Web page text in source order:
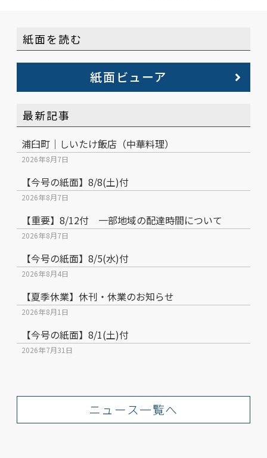
紙面を読む
紙面ビューア
最新記事
浦臼町｜しいたけ飯店（中華料理）
2026年8月7日
【今号の紙面】8/8(土)付
2026年8月7日
【重要】8/12付 一部地域の配達時間について
2026年8月7日
【今号の紙面】8/5(水)付
2026年8月4日
【夏季休業】休刊・休業のお知らせ
2026年8月1日
【今号の紙面】8/1(土)付
2026年7月31日
ニュース一覧へ